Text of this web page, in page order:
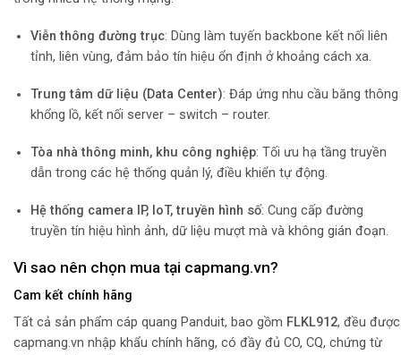
Viễn thông đường trục: Dùng làm tuyến backbone kết nối liên
tỉnh, liên vùng, đảm bảo tín hiệu ổn định ở khoảng cách xa.
Trung tâm dữ liệu (Data Center): Đáp ứng nhu cầu băng thông
khổng lồ, kết nối server – switch – router.
Tòa nhà thông minh, khu công nghiệp: Tối ưu hạ tầng truyền
dẫn trong các hệ thống quản lý, điều khiển tự động.
Hệ thống camera IP, IoT, truyền hình số: Cung cấp đường
truyền tín hiệu hình ảnh, dữ liệu mượt mà và không gián đoạn.
Vì sao nên chọn mua tại capmang.vn?
Cam kết chính hãng
Tất cả sản phẩm cáp quang Panduit, bao gồm FLKL912, đều được
capmang.vn nhập khẩu chính hãng, có đầy đủ CO, CQ, chứng từ